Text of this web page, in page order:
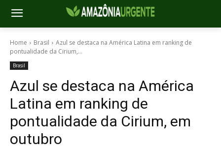
Home Brasil
Azul se destaca na América Latina em ranking de
pontualidade da Cirium,...
Brasil
Azul se destaca na América
Latina em ranking de
pontualidade da Cirium, em
outubro